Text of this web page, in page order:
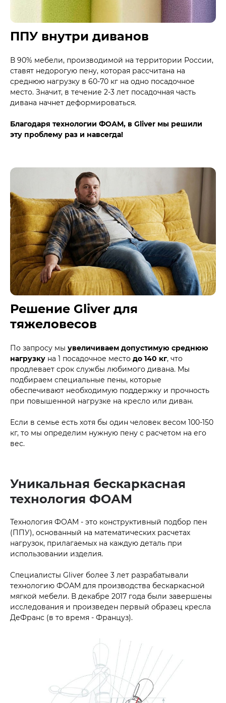
ППУ внутри диванов
В 90% мебели, производимой на территории России,
ставят недорогую пену, которая рассчитана на
среднюю нагрузку в 60-70 кг на одно посадочное
место. Значит, в течение 2-3 лет посадочная часть
дивана начнет деформироваться.
Благодаря технологии ФОАМ, в Gliver мы решили
эту проблему раз и навсегда!
Решение Gliver для
тяжеловесов
По запросу мы увеличиваем допустимую среднюю
нагрузку на 1 посадочное место до 140 кг, что
продлевает срок службы любимого дивана. Мы
подбираем специальные пены, которые
обеспечивают необходимую поддержку и прочность
при повышенной нагрузке на кресло или диван.
Если в семье есть хотя бы один человек весом 100-150
кг, то мы определим нужную пену с расчетом на его
вес.
Уникальная бескаркасная
технология ФОАМ
Технология ФОАМ - это конструктивный подбор пен
(ППУ), основанный на математических расчетах
нагрузок, прилагаемых на каждую деталь при
использовании изделия.
Специалисты Gliver более 3 лет разрабатывали
технологию ФОАМ для производства бескаркасной
мягкой мебели. В декабре 2017 года были завершены
исследования и произведен первый образец кресла
ДеФранс (в то время - Француз).